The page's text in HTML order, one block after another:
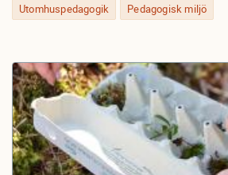
Utomhuspedagogik Pedagogisk miljö